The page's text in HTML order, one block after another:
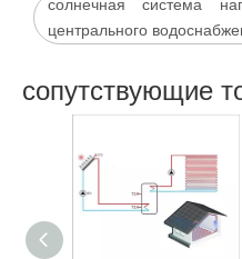
солнечная система
центрального
сопутствующие